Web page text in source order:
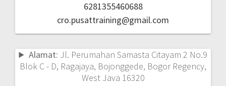
6281355460688
cro.pusattraining@gmail.com
Alamat: Jl. Perumahan Samasta Citayam 2 No.9
Blok C - D, Ragajaya, Bojonggede, Bogor Regency,
West Java 16320